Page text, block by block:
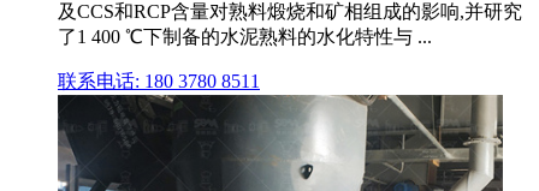
及CCS和RCP含量对熟料煅烧和矿相组成的影响,并研究
了1 400 ℃下制备的水泥熟料的水化特性与 ...
联系电话: 180 3780 8511